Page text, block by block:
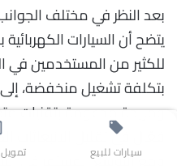
بعد النظر في مختلف الجوانب
يتضح أن السيارات
للكثير من المستخدمين في
بتكلفة تشغيل منخفضة،
ومريحة مدعومة بتقنيات
فعّال في تقليل الانبعاثات
ومع التوسع المستمر في
سيارات للبيع